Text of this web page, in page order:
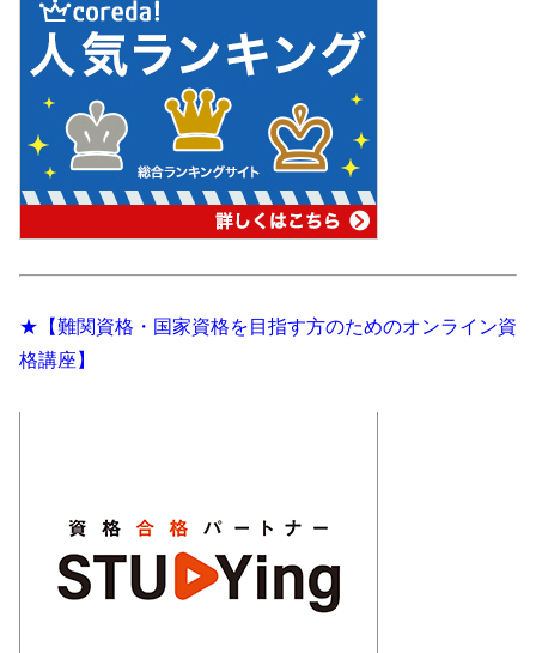
★【難関資格・国家資格を目指す方のためのオンライン資
格講座】